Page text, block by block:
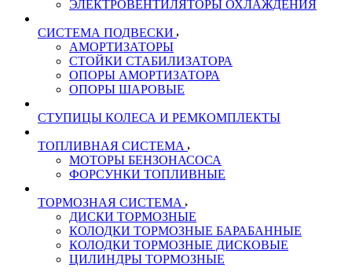
ЭЛЕКТРОВЕНТИЛЯТОРЫ ОХЛАЖДЕНИЯ
СИСТЕМА ПОДВЕСКИ
АМОРТИЗАТОРЫ
СТОЙКИ СТАБИЛИЗАТОРА
ОПОРЫ АМОРТИЗАТОРА
ОПОРЫ ШАРОВЫЕ
СТУПИЦЫ КОЛЕСА И РЕМКОМПЛЕКТЫ
ТОПЛИВНАЯ СИСТЕМА
МОТОРЫ БЕНЗОНАСОСА
ФОРСУНКИ ТОПЛИВНЫЕ
ТОРМОЗНАЯ СИСТЕМА
ДИСКИ ТОРМОЗНЫЕ
КОЛОДКИ ТОРМОЗНЫЕ БАРАБАННЫЕ
КОЛОДКИ ТОРМОЗНЫЕ ДИСКОВЫЕ
ЦИЛИНДРЫ ТОРМОЗНЫЕ